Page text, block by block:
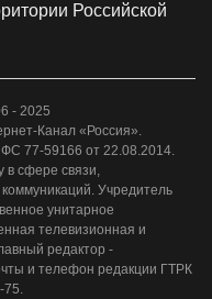
Российской
- 2025
Канал «Россия».
77-59166 от 22.08.2014.
в сфере связи,
Учредитель
унитарное
телевизионная и
редактор -
и телефон редакции ГТРК
75.